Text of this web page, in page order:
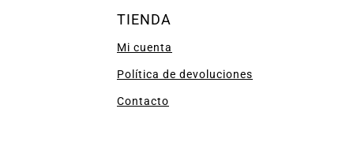
TIENDA
Mi cuenta
Política de devoluciones
Contacto